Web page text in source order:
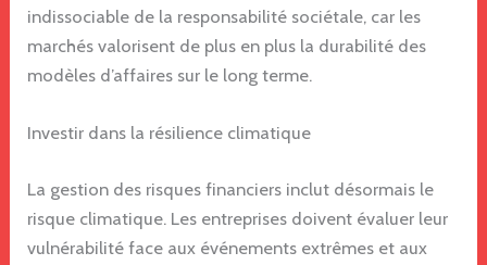
indissociable de la responsabilité sociétale, car les
marchés valorisent de plus en plus la durabilité des
modèles d’affaires sur le long terme.
Investir dans la résilience climatique
La gestion des risques financiers inclut désormais le
risque climatique. Les entreprises doivent évaluer leur
vulnérabilité face aux événements extrêmes et aux